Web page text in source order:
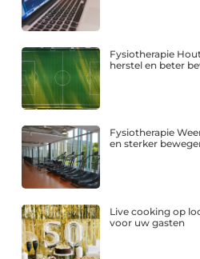
Fysiotherapie
herstel en beter
Fysiotherapie
en sterker
Live cooking op
voor uw gasten